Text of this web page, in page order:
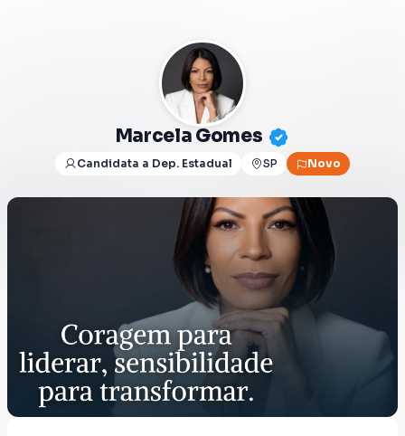
Marcela Gomes
Candidata a Dep. Estadual SP Novo